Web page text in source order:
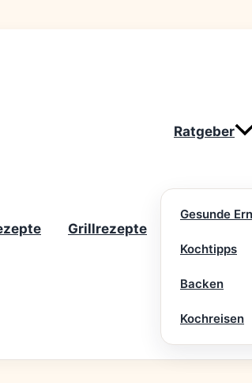
Grillrezepte
Ratgeber
Gesunde
Kochtipps
Backen
Kochreisen